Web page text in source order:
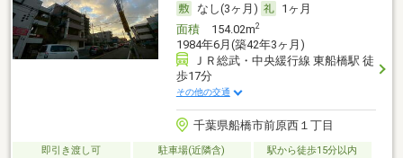
なし(3ヶ月)
1ヶ月
面積154.02m2
1984年6月(築42年3ヶ月)
ＪＲ総武・中央緩行線 東船橋駅 徒
歩17分
その他の交通
千葉県船橋市前原西１丁目
即引き渡し可 駐車場(近隣含)
駅から徒歩15分以内